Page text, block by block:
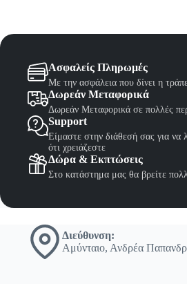
Ασφαλείς Πληρωμές
Με την ασφάλεια που δίνει η
Δωρεάν Μεταφορικά
Δωρεάν Μεταφορικά σε πολλές
Support
Είμαστε στην διάθεσή σας για να
ότι χρειάζεστε
Δώρα & Εκπτώσεις
Στο κατάστημα μας θα βρείτε
Διεύθυνση:
Αμύνταιο, Ανδρέα